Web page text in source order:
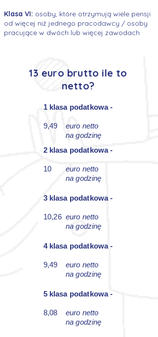
Klasa VI: osoby, które otrzymują wiele pensji
od więcej niż jednego pracodawcy / osoby
pracujące w dwóch lub więcej zawodach
13 euro brutto ile to
netto?
1 klasa podatkowa -
9,49
euro netto
na godzinę
2 klasa podatkowa -
10
euro netto
na godzinę
3 klasa podatkowa -
10,26 euro netto
na godzinę
4 klasa podatkowa -
9,49
euro netto
na godzinę
5 klasa podatkowa -
8,08
euro netto
na godzinę